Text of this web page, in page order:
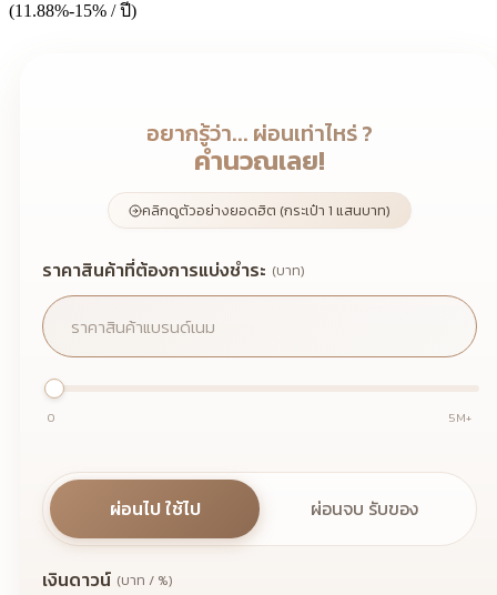
(11.88%-15% / ปี)
อยากรู้ว่า... ผ่อนเท่าไหร่ ?
คำนวณเลย!
คลิกดูตัวอย่างยอดฮิต (กระเป๋า 1 แสนบาท)
ราคาสินค้าที่ต้องการแบ่งชำระ (บาท)
0 5M+
ผ่อนไป ใช้ไป ผ่อนจบ รับของ
เงินดาวน์ (บาท / %)